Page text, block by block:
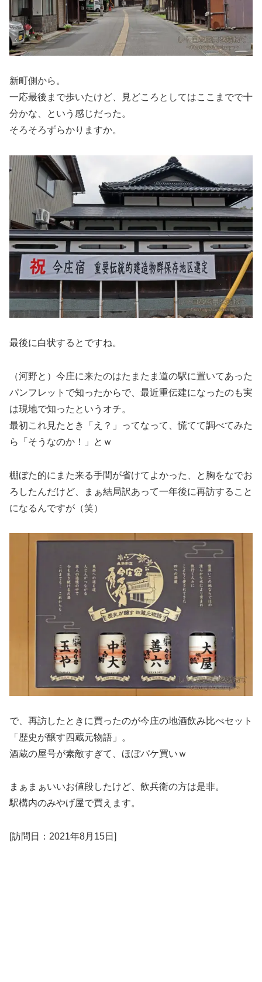
新町側から。
一応最後まで歩いたけど、見どころとしてはここまでで十
分かな、という感じだった。
そろそろずらかりますか。
最後に白状するとですね。
（河野と）今庄に来たのはたまたま道の駅に置いてあった
パンフレットで知ったからで、最近重伝建になったのも実
は現地で知ったというオチ。
最初これ見たとき「え？」ってなって、慌てて調べてみた
ら「そうなのか！」とｗ
棚ぼた的にまた来る手間が省けてよかった、と胸をなでお
ろしたんだけど、まぁ結局訳あって一年後に再訪すること
になるんですが（笑）
で、再訪したときに買ったのが今庄の地酒飲み比べセット
「歴史が醸す四蔵元物語」。
酒蔵の屋号が素敵すぎて、ほぼパケ買いｗ
まぁまぁいいお値段したけど、飲兵衛の方は是非。
駅構内のみやげ屋で買えます。
[訪問日：2021年8月15日]